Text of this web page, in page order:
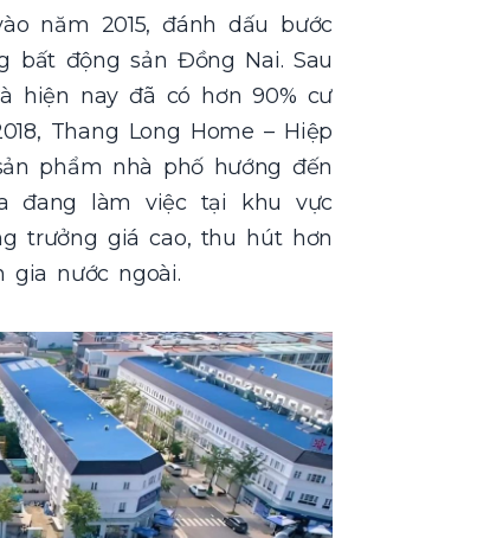
năm 2015, đánh dấu bước
bất động sản Đồng Nai. Sau
hiện nay đã có hơn 90% cư
Thang Long Home – Hiệp
phẩm nhà phố hướng đến
đang làm việc tại khu vực
trưởng giá cao, thu hút hơn
gia nước ngoài.